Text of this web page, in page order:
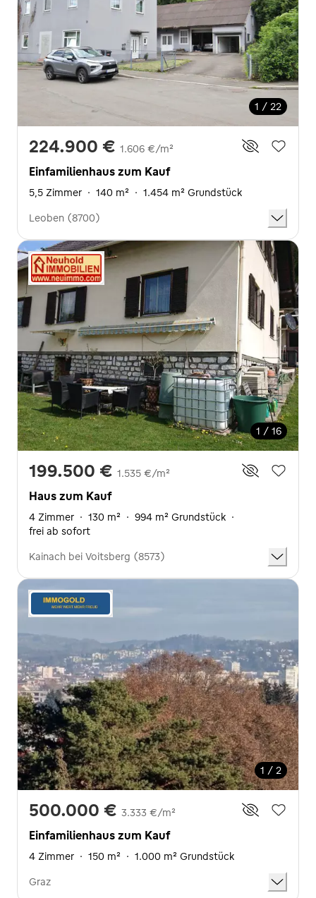
1 / 22
224.900 € 1.606 €/m²
Einfamilienhaus zum Kauf
5,5 Zimmer · 140 m² · 1.454 m² Grundstück
Leoben (8700)
1 / 16
199.500 € 1.535 €/m²
Haus zum Kauf
4 Zimmer · 130 m² · 994 m² Grundstück ·
frei ab sofort
Kainach bei Voitsberg (8573)
1 / 2
500.000 € 3.333 €/m²
Einfamilienhaus zum Kauf
4 Zimmer · 150 m² · 1.000 m² Grundstück
Graz